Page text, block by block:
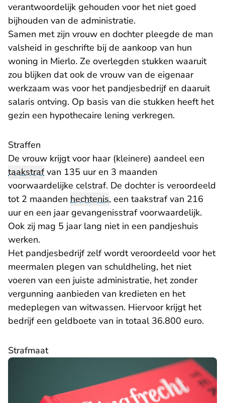
verantwoordelijk gehouden voor het niet goed
bijhouden van de administratie.
Samen met zijn vrouw en dochter pleegde de man
valsheid in geschrifte bij de aankoop van hun
woning in Mierlo. Ze overlegden stukken waaruit
zou blijken dat ook de vrouw van de eigenaar
werkzaam was voor het pandjesbedrijf en daaruit
salaris ontving. Op basis van die stukken heeft het
gezin een hypothecaire lening verkregen.
Straffen
De vrouw krijgt voor haar (kleinere) aandeel een
taakstrafvan 135 uur en 3 maanden
voorwaardelijke celstraf. De dochter is veroordeeld
tot 2 maanden hechtenis, een taakstraf van 216
uur en een jaar gevangenisstraf voorwaardelijk.
Ook zij mag 5 jaar lang niet in een pandjeshuis
werken.
Het pandjesbedrijf zelf wordt veroordeeld voor het
meermalen plegen van schuldheling, het niet
voeren van een juiste administratie, het zonder
vergunning aanbieden van kredieten en het
medeplegen van witwassen. Hiervoor krijgt het
bedrijf een geldboete van in totaal 36.800 euro.
​Strafmaat